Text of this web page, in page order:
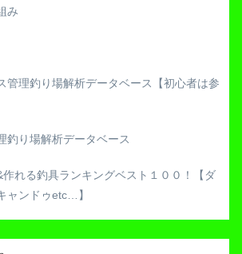
み
管理釣り場解析データベース【初心者は参
釣り場解析データベース
作れる釣具ランキングベスト１００！【ダ
ャンドゥetc…】